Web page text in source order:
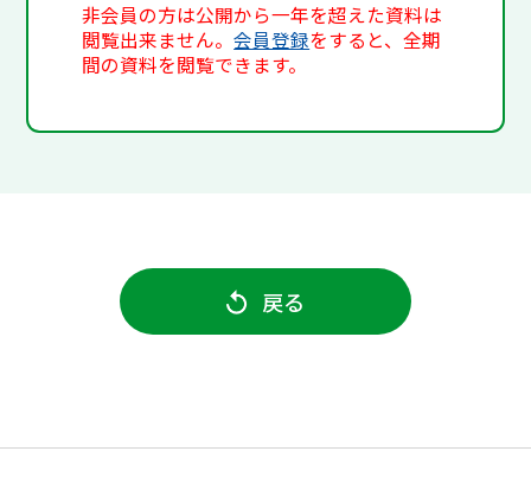
非会員の方は公開から一年を超えた資料は
閲覧出来ません。会員登録をすると、全期
間の資料を閲覧できます。
戻る